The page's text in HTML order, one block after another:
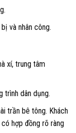
và nhân công.
xí, trung tâm
trình dân dụng.
trần bê tông. Khách
hợp đồng rõ ràng